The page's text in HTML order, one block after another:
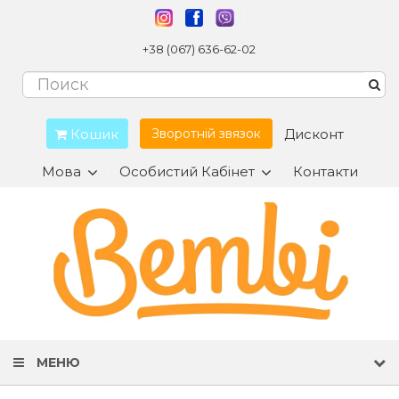
+38 (067) 636-62-02
Кошик Зворотній звязок Дисконт
Мова Особистий Кабінет Контакти
МЕНЮ